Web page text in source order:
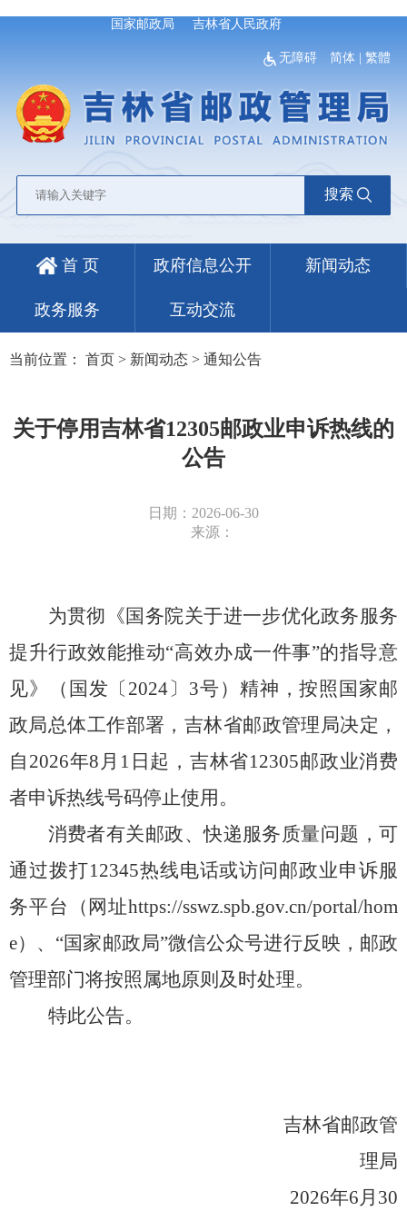
国家邮政局 吉林省人民政府
无障碍 简体 |繁體
搜索
首 页 政府信息公开 新闻动态
政务服务 互动交流
当前位置： 首页 > 新闻动态 > 通知公告
关于停用吉林省12305邮政业申诉热线的
公告
日期：2026-06-30
来源：
为贯彻《国务院关于进一步优化政务服务
提升行政效能推动“高效办成一件事”的指导意
见》（国发〔2024〕3号）精神，按照国家邮
政局总体工作部署， 吉林省邮政管理局决定，
自 2026年8 月 1 日起， 吉林省12305邮政业消费
者申诉热线号码停止使用。
消费者有关邮政、快递服务质量问题，可
通过拨打12345热线电话或访问邮政业申诉服
务平台（网址https://sswz.spb.gov.cn/portal/hom
e）、“国家邮政局”微信公众号进行反映，邮政
管理部门将按照属地原则及时处理。
特此公告。
吉林省邮政管
理局
2026年6月30